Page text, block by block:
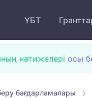
ҰБТ
нәтижелері осы
бағдарламалары